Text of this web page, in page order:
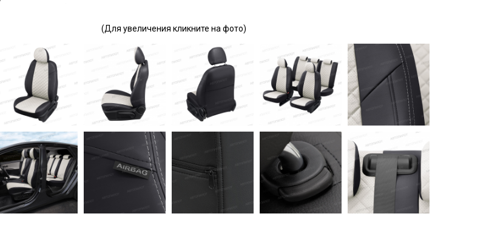
(Для увеличения кликните на фото)